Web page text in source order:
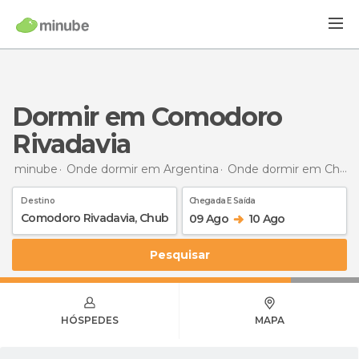
Dormir em Comodoro
Rivadavia
minube Onde dormir em Argentina Onde dormir em Chubut
Destino Chegada E Saída
09 Ago 10 Ago
Pesquisar
HÓSPEDES MAPA